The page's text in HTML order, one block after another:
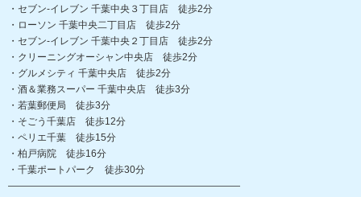
・セブン‐イレブン 千葉中央３丁目店 徒歩2分
・ローソン 千葉中央二丁目店 徒歩2分
・セブン-イレブン 千葉中央２丁目店 徒歩2分
・クリーニングオーシャン中央店 徒歩2分
・グルメシティ 千葉中央店 徒歩2分
・酒＆業務スーパー 千葉中央店 徒歩3分
・若葉郵便局 徒歩3分
・そごう千葉店 徒歩12分
・ペリエ千葉 徒歩15分
・柏戸病院 徒歩16分
・千葉ポートパーク 徒歩30分
――――――――――――――――――――――――